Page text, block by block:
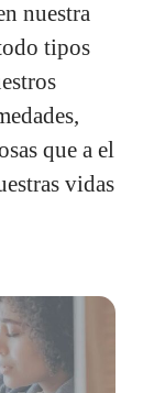
nuestra
tipos
que a el
vidas